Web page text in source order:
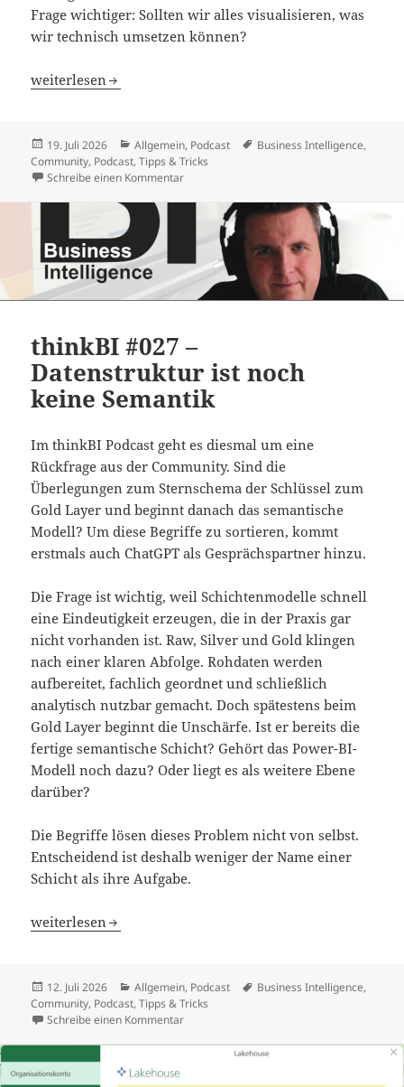
Frage wichtiger: Sollten wir alles visualisieren, was
wir technisch umsetzen können?
thinkBI #028 – Nicht alles, was KI visualisieren kann,
weiterlesen
Veröffentlicht
am
19. Juli 2026 Kategorien
Allgemein, Podcast Schlagwörter
Business Intelligence,
Community, Podcast,Tipps & Tricks
Schreibe einen Kommentarzu thinkBI #028 – Nicht alles, was KI
thinkBI #027 –
Datenstruktur ist noch
keine Semantik
Im thinkBI Podcast geht es diesmal um eine
Rückfrage aus der Community. Sind die
Überlegungen zum Sternschema der Schlüssel zum
Gold Layer und beginnt danach das semantische
Modell? Um diese Begriffe zu sortieren, kommt
erstmals auch ChatGPT als Gesprächspartner hinzu.
Die Frage ist wichtig, weil Schichtenmodelle schnell
eine Eindeutigkeit erzeugen, die in der Praxis gar
nicht vorhanden ist. Raw, Silver und Gold klingen
nach einer klaren Abfolge. Rohdaten werden
aufbereitet, fachlich geordnet und schließlich
analytisch nutzbar gemacht. Doch spätestens beim
Gold Layer beginnt die Unschärfe. Ist er bereits die
fertige semantische Schicht? Gehört das Power-BI-
Modell noch dazu? Oder liegt es als weitere Ebene
darüber?
Die Begriffe lösen dieses Problem nicht von selbst.
Entscheidend ist deshalb weniger der Name einer
Schicht als ihre Aufgabe.
thinkBI #027 – Datenstruktur ist noch keine Semantik
weiterlesen
Veröffentlicht
am
12. Juli 2026 Kategorien
Allgemein, Podcast Schlagwörter
Business Intelligence,
Community, Podcast,Tipps & Tricks
Schreibe einen Kommentarzu thinkBI #027 – Datenstruktur ist noch